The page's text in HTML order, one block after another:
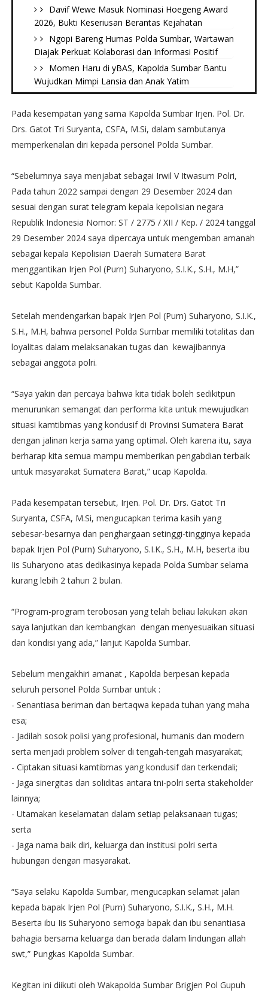
Davif Wewe Masuk Nominasi Hoegeng Award
2026, Bukti Keseriusan Berantas Kejahatan
Ngopi Bareng Humas Polda Sumbar, Wartawan
Diajak Perkuat Kolaborasi dan Informasi Positif
Momen Haru di yBAS, Kapolda Sumbar Bantu
Wujudkan Mimpi Lansia dan Anak Yatim
Pada kesempatan yang sama Kapolda Sumbar Irjen. Pol. Dr.
Drs. Gatot Tri Suryanta, CSFA, M.Si, dalam sambutanya
memperkenalan diri kepada personel Polda Sumbar.
“Sebelumnya saya menjabat sebagai Irwil V Itwasum Polri,
Pada tahun 2022 sampai dengan 29 Desember 2024 dan
sesuai dengan surat telegram kepala kepolisian negara
Republik Indonesia Nomor: ST / 2775 / XII / Kep. / 2024 tanggal
29 Desember 2024 saya dipercaya untuk mengemban amanah
sebagai kepala Kepolisian Daerah Sumatera Barat
menggantikan Irjen Pol (Purn) Suharyono, S.I.K., S.H., M.H,”
sebut Kapolda Sumbar.
Setelah mendengarkan bapak Irjen Pol (Purn) Suharyono, S.I.K.,
S.H., M.H, bahwa personel Polda Sumbar memiliki totalitas dan
loyalitas dalam melaksanakan tugas dan kewajibannya
sebagai anggota polri.
“Saya yakin dan percaya bahwa kita tidak boleh sedikitpun
menurunkan semangat dan performa kita untuk mewujudkan
situasi kamtibmas yang kondusif di Provinsi Sumatera Barat
dengan jalinan kerja sama yang optimal. Oleh karena itu, saya
berharap kita semua mampu memberikan pengabdian terbaik
untuk masyarakat Sumatera Barat,” ucap Kapolda.
Pada kesempatan tersebut, Irjen. Pol. Dr. Drs. Gatot Tri
Suryanta, CSFA, M.Si, mengucapkan terima kasih yang
sebesar-besarnya dan penghargaan setinggi-tingginya kepada
bapak Irjen Pol (Purn) Suharyono, S.I.K., S.H., M.H, beserta ibu
Iis Suharyono atas dedikasinya kepada Polda Sumbar selama
kurang lebih 2 tahun 2 bulan.
“Program-program terobosan yang telah beliau lakukan akan
saya lanjutkan dan kembangkan dengan menyesuaikan situasi
dan kondisi yang ada,” lanjut Kapolda Sumbar.
Sebelum mengakhiri amanat , Kapolda berpesan kepada
seluruh personel Polda Sumbar untuk :
- Senantiasa beriman dan bertaqwa kepada tuhan yang maha
esa;
- Jadilah sosok polisi yang profesional, humanis dan modern
serta menjadi problem solver di tengah-tengah masyarakat;
- Ciptakan situasi kamtibmas yang kondusif dan terkendali;
- Jaga sinergitas dan soliditas antara tni-polri serta stakeholder
lainnya;
- Utamakan keselamatan dalam setiap pelaksanaan tugas;
serta
- Jaga nama baik diri, keluarga dan institusi polri serta
hubungan dengan masyarakat.
“Saya selaku Kapolda Sumbar, mengucapkan selamat jalan
kepada bapak Irjen Pol (Purn) Suharyono, S.I.K., S.H., M.H.
Beserta ibu Iis Suharyono semoga bapak dan ibu senantiasa
bahagia bersama keluarga dan berada dalam lindungan allah
swt,” Pungkas Kapolda Sumbar.
Kegitan ini diikuti oleh Wakapolda Sumbar Brigjen Pol Gupuh